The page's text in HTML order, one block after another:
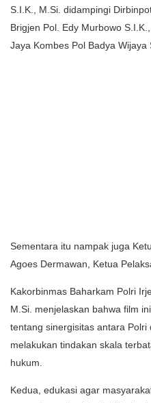
S.I.K., M.Si. didampingi
Brigjen Pol. Edy Murbowo
Jaya Kombes Pol Badya Wijaya
Sementara itu nampak juga
Agoes Dermawan, Ketua
Kakorbinmas Baharkam Polri
M.Si. menjelaskan bahwa film
tentang sinergisitas antara Polri
melakukan tindakan skala
hukum.
Kedua, edukasi agar